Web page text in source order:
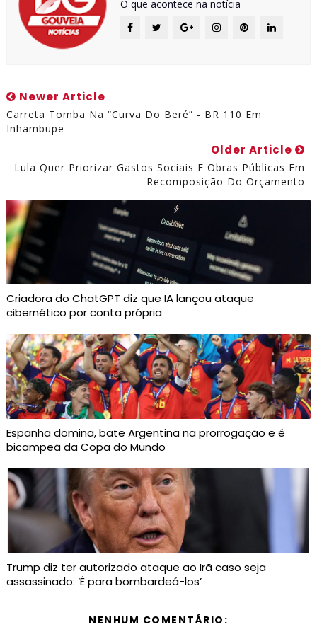
O que acontece na notícia
Newer Article
Carreta Tomba Na “curva Do Beré” - BR 110 Em
Inhambupe
Older Article
Lula Quer Priorizar Gastos Sociais E Obras Públicas Em
Recomposição Do Orçamento
Criadora do ChatGPT diz que IA lançou ataque
cibernético por conta própria
Espanha domina, bate Argentina na prorrogação e é
bicampeã da Copa do Mundo
Trump diz ter autorizado ataque ao Irã caso seja
assassinado: ‘É para bombardeá-los’
NENHUM COMENTÁRIO: